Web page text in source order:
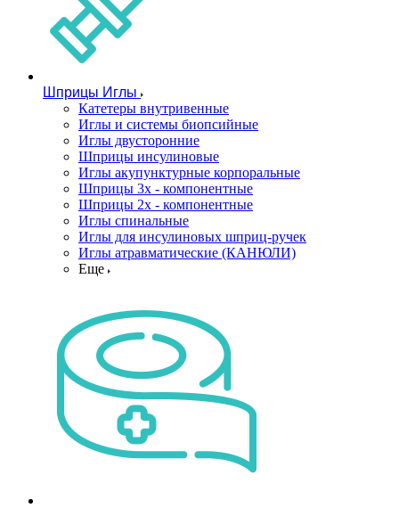
Шприцы Иглы
Катетеры внутривенные
Иглы и системы биопсийные
Иглы двусторонние
Шприцы инсулиновые
Иглы акупунктурные корпоральные
Шприцы 3х - компонентные
Шприцы 2х - компонентные
Иглы спинальные
Иглы для инсулиновых шприц-ручек
Иглы атравматические (КАНЮЛИ)
Еще